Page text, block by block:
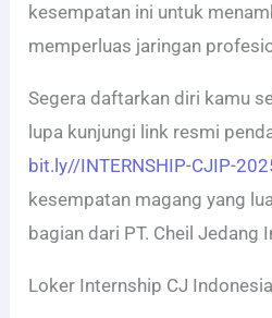
kesempatan ini untuk
memperluas jaringan
Segera daftarkan diri kamu
lupa kunjungi link resmi
bit.ly//INTERNSHIP-CJIP-
kesempatan magang yang
bagian dari PT. Cheil Jedang
Loker Internship CJ